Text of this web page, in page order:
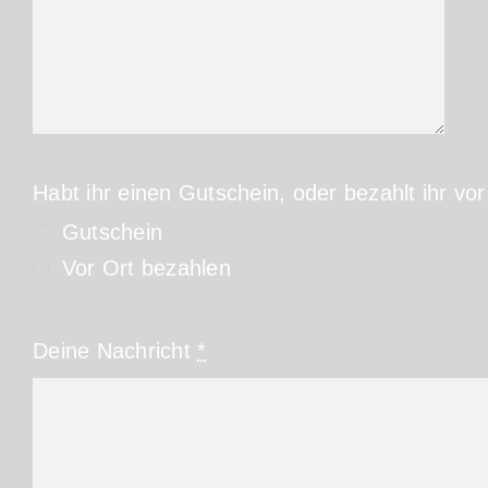
Habt ihr einen Gutschein, oder bezahlt ihr
Gutschein
Vor Ort bezahlen
Deine Nachricht *